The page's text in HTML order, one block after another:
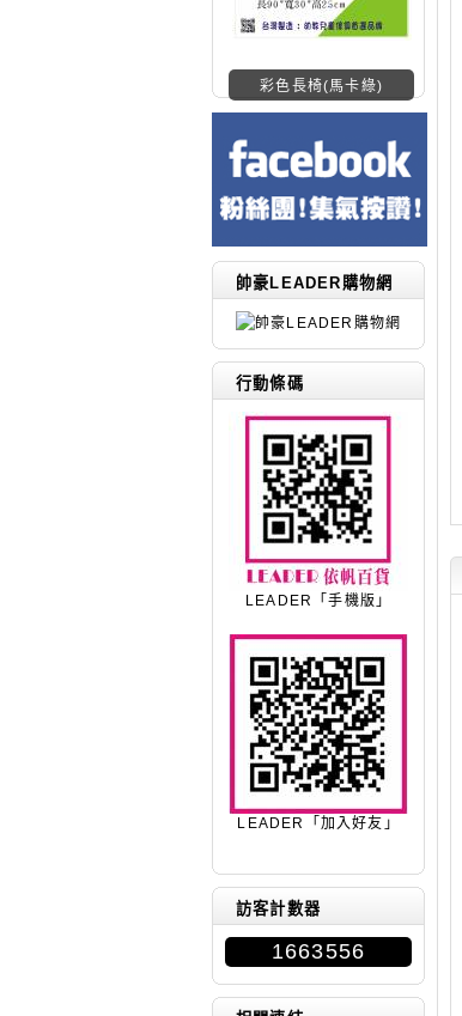
帥豪LEADER購物網
行動條碼
LEADER「手機版」
LEADER「加入好友」
訪客計數器
1663556